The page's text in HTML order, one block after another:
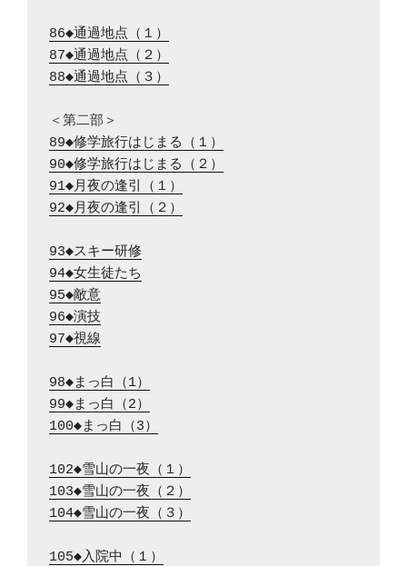
86◆通過地点（１）
87◆通過地点（２）
88◆通過地点（３）
89◆修学旅行はじまる（１）
90◆修学旅行はじまる（２）
91◆月夜の逢引（１）
92◆月夜の逢引（２）
93◆スキー研修
94◆女生徒たち
95◆敵意
96◆演技
97◆視線
98◆まっ白（1）
99◆まっ白（2）
100◆まっ白（3）
102◆雪山の一夜（１）
103◆雪山の一夜（２）
104◆雪山の一夜（３）
105◆入院中（１）